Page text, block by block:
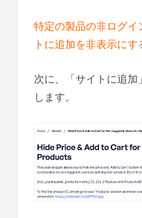
特定の製品の非ログ
トに追加を非表示にす
次に、「サイトに追
します。